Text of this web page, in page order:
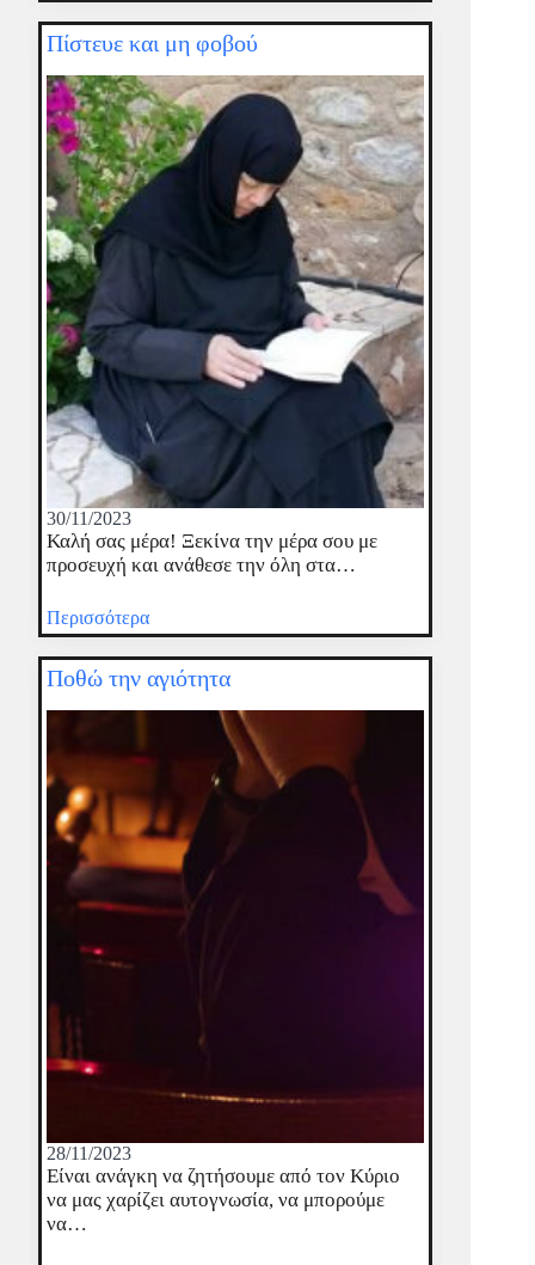
Πίστευε και μη φοβού
30/11/2023
Καλή σας μέρα! Ξεκίνα την μέρα σου με
προσευχή και ανάθεσε την όλη στα…
Περισσότερα
Ποθώ την αγιότητα
28/11/2023
Είναι ανάγκη να ζητήσουμε από τον Κύριο
να μας χαρίζει αυτογνωσία, να μπορούμε
να…